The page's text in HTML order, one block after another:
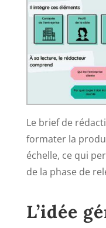
Le brief de
formater la
échelle, ce qui
de la phase de
L’idée